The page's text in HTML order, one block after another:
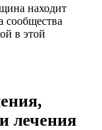
находит
сообщества
в этой
лечения